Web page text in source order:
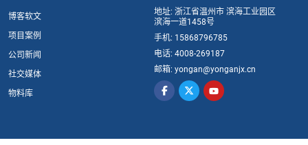
博客软文
项目案例
公司新闻
社交媒体
物料库
地址: 浙江省温州市 滨海工业园区
滨海一道1458号
手机: 15868796785
电话: 4008-269187
邮箱: yongan@yonganjx.cn